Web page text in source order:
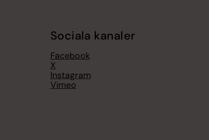
Sociala kanaler
Facebook
X
Instagram
Vimeo